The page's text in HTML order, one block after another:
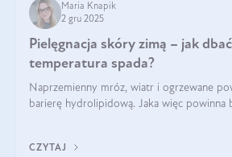
Maria Knapik
2 gru 2025
Pielęgnacja skóry zimą – jak
temperatura spada?
Naprzemienny mróz, wiatr i ogrzewane
barierę hydrolipidową. Jaka więc powinna
CZYTAJ